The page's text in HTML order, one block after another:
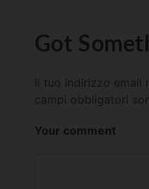
Got
Il tuo indirizzo email
campi obbligatori
Your comment